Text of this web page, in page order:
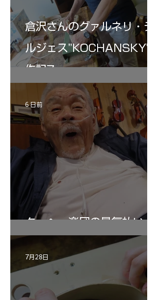
倉沢さんのグァルネリ・デ
ルジェス”KOCHANSKY"制
作記7
ターヘー楽団の暑気払い
6 日前
7月28日